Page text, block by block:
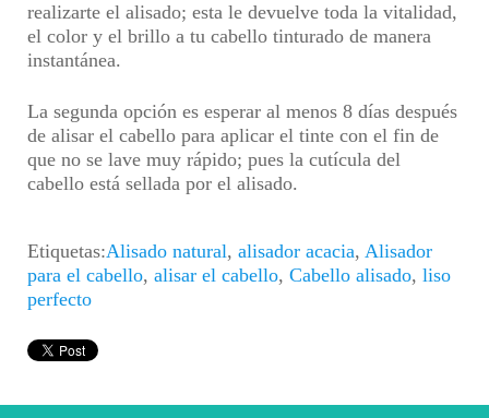
realizarte el alisado; esta le devuelve toda la vitalidad,
el color y el brillo a tu cabello tinturado de manera
instantánea.
La segunda opción es esperar al menos 8 días después
de alisar el cabello para aplicar el tinte con el fin de
que no se lave muy rápido; pues la cutícula del
cabello está sellada por el alisado.
Etiquetas:Alisado natural, alisador acacia, Alisador
para el cabello, alisar el cabello, Cabello alisado, liso
perfecto